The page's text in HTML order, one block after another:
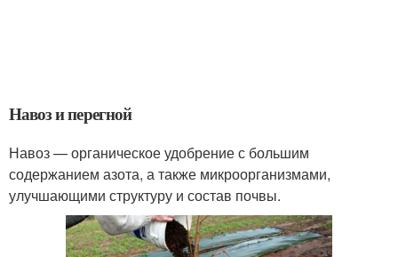
Навоз и перегной
Навоз — органическое удобрение с большим
содержанием азота, а также микроорганизмами,
улучшающими структуру и состав почвы.